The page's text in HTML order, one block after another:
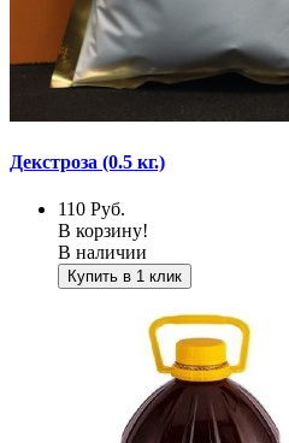
Декстроза (0.5 кг.)
110 Руб.
В корзину!
В наличии
Купить в 1 клик